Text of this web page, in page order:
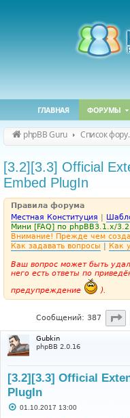
ГЛАВНАЯ ФОРУМЫ
phpBB Guru
[3.2][3.3] Official
Embed PlugIn
Правила форума
Местная Конституция |
Мини [FAQ] по phpBB3.1.x/
Внимание! Прежде чем
Как задавать вопросы | Как
Ваш вопрос может быть
него есть ответы по
предупреждение
).
Сообщений: 387
Gubkin
phpBB 2.0.16
[3.2][3.3] Official
PlugIn
С01.10.2017 13:00